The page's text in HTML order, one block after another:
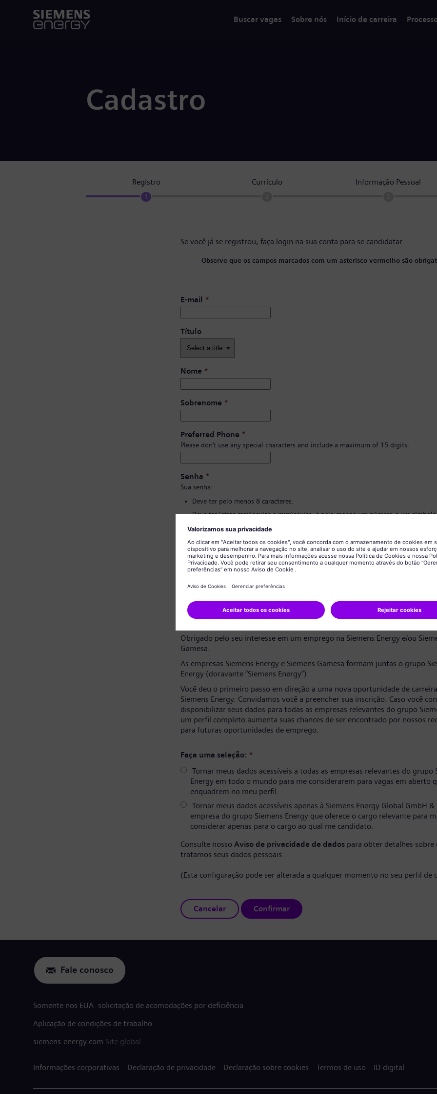
Buscar vagas Sobre nós Início de carreira
Cadastro
Registro
1
Currículo Informação Pessoal
Se você já se registrou, faça login na sua conta para se candidatar.
Observe que os campos marcados com um asterisco vermelho são
E-mail *
Título
Nome *
Sobrenome *
Preferred Phone *
Please don’t use any special characters and include a maximum of 15 digits.
Senha *
Sua senha:
Deve ter pelo menos 8 caracteres.
Deve ter letras maiúsculas e minúsculas, e pelo menos um número e um
Não deve ter nenhuma informação pessoal.
Não deve conter palavras comumente usadas.
Confirmação de senha
Aviso de privacidade de dados
Obrigado pelo seu interesse em um emprego na Siemens Energy e/ou
Gamesa.
As empresas Siemens Energy e Siemens Gamesa formam juntas o grupo
Energy (doravante “Siemens Energy”).
Você deu o primeiro passo em direção a uma nova oportunidade de
Siemens Energy. Convidamos você a preencher sua inscrição. Caso você
disponibilizar seus dados para todas as empresas relevantes do grupo
um perfil completo aumenta suas chances de ser encontrado por nossos
para futuras oportunidades de emprego.
Faça uma seleção: *
Tornar meus dados acessíveis a todas as empresas relevantes do grupo
Energy em todo o mundo para me considerarem para vagas em aberto
enquadrem no meu perfil.
Tornar meus dados acessíveis apenas à Siemens Energy Global GmbH &
empresa do grupo Siemens Energy que oferece o cargo relevante para
considerar apenas para o cargo ao qual me candidato.
Consulte nosso Aviso de privacidade de dados para obter detalhes sobre
tratamos seus dados pessoais.
(Esta configuração pode ser alterada a qualquer momento no seu perfil de
Cancelar Confirmar
Fale conosco
Somente nos EUA: solicitação de acomodações por deficiência
Aplicação de condições de trabalho
siemens-energy.com Site global
Informações corporativas Declaração de privacidade Declaração sobre cookies Termos de uso ID digital